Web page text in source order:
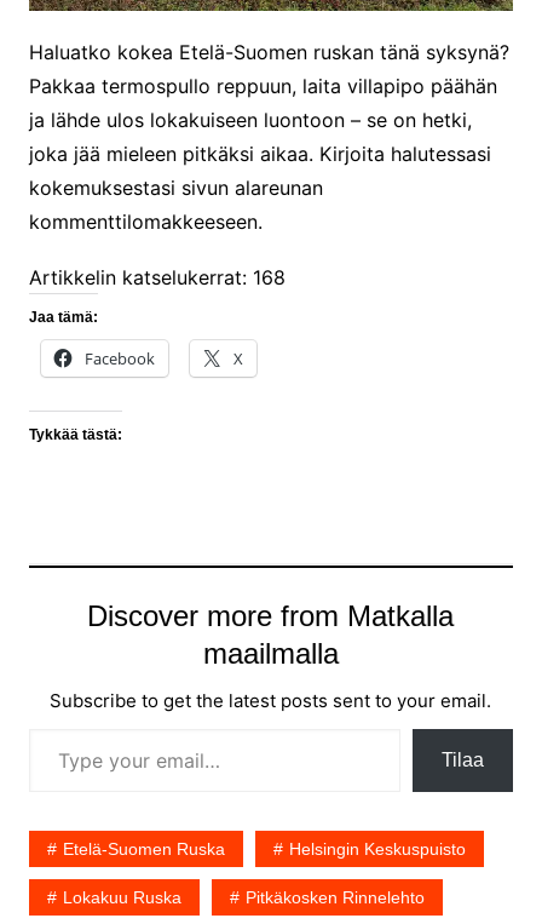
Haluatko kokea Etelä-Suomen ruskan tänä syksynä?
Pakkaa termospullo reppuun, laita villapipo päähän
ja lähde ulos lokakuiseen luontoon – se on hetki,
joka jää mieleen pitkäksi aikaa. Kirjoita halutessasi
kokemuksestasi sivun alareunan
kommenttilomakkeeseen.
Artikkelin katselukerrat: 168
Jaa tämä:
Facebook X
Tykkää tästä:
Discover more from Matkalla
maailmalla
Subscribe to get the latest posts sent to your email.
Tilaa
Etelä-Suomen Ruska Helsingin Keskuspuisto
Lokakuu Ruska Pitkäkosken Rinnelehto